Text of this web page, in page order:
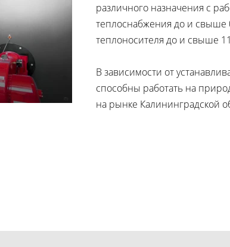
различного назначения с
теплоснабжения до и свыше
теплоносителя до и свыше
В зависимости от
способны работать на
на рынке Калининградской